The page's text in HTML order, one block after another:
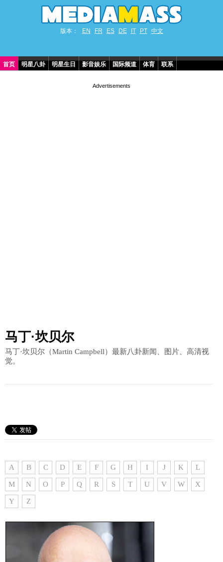
版本： EN FR ES DE IT PT 中文
首页 明星八卦 明星生日 影音娱乐 国际频道 体育 联系
马丁·坎贝尔
马丁·坎贝尔（Martin Campbell）最新八卦新闻、图片、高清视
觉。
A B C D E F G H I J K L
M N O P Q R S T U V W X
Y Z